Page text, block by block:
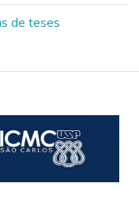
de teses